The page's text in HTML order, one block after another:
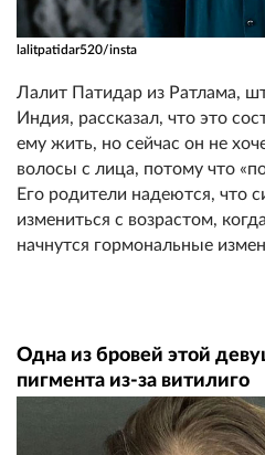
lalitpatidar520/insta
Лалит Патидар из Ратлама,
Индия, рассказал, что это
ему жить, но сейчас он не
волосы с лица, потому что
Его родители надеются, что
измениться с возрастом,
начнутся гормональные
Одна из бровей этой
пигмента из-за витилиго